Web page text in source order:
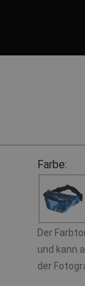
Farbe:
Der
und kann
der